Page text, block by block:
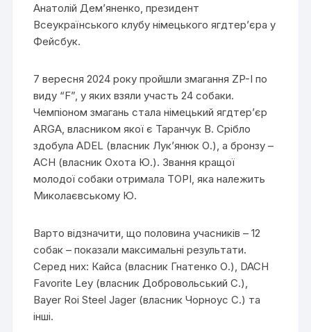
Анатолій Дем’яненко, президент
Всеукраїнського клубу німецького ягдтер’єра у
Фейсбук.
7 вересня 2024 року пройшли змагання ZP-I по
виду “F”, у яких взяли участь 24 собаки.
Чемпіоном змагань стала німецький ягдтер’єр
ARGA, власником якої є Таранчук В. Срібло
здобула ADEL (власник Лук’янюк О.), а бронзу –
АCH (власник Охота Ю.). Звання кращої
молодої собаки отримала ТОРІ, яка належить
Миколаєвському Ю.
Варто відзначити, що половина учасників – 12
собак – показали максимальні результати.
Серед них: Кайса (власник Гнатенко О.), DACH
Favorite Ley (власник Добровольський С.),
Bayer Roi Steel Jager (власник Чорноус С.) та
інші.